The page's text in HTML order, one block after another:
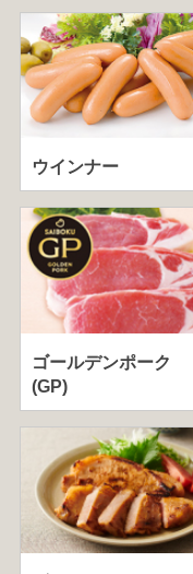
ウインナー
ゴールデンポーク
(GP)